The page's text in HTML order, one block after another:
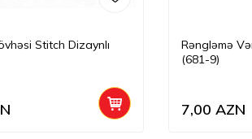
Stitch Dizaynlı
Rəngləmə
(681-9)
7,00 AZN